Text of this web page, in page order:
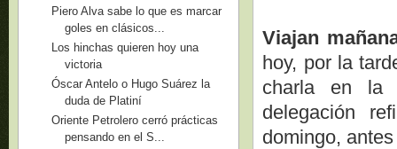
Viajan
hoy, por la
charla en la
delegación
domingo,
Piero Alva sabe lo que es marcar
goles en clásicos...
Los hinchas quieren hoy una
victoria
Óscar Antelo o Hugo Suárez la
duda de Platiní
Oriente Petrolero cerró prácticas
pensando en el S...